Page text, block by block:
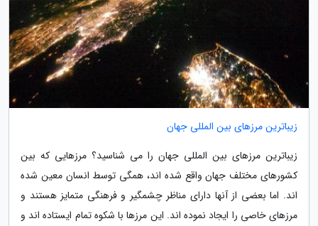
زیباترین مرزهای بین المللی جهان
زیباترین مرزهای بین المللی جهان را می شناسید؟ مرزهایی که بین
کشورهای مختلف جهان واقع شده اند، همگی توسط انسان معین شده
اند. اما بعضی از آنها دارای مناظر چشمگیر و فرهنگی متمایز هستند و
مرزهای خاصی را ایجاد نموده اند. این مرزها با شکوه تمام ایستاده اند و